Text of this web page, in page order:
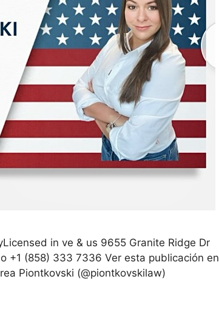
in ve & us 9655 Granite Ridge Dr
+1 (858) 333 7336 Ver esta publicación en
Piontkovski (@piontkovskilaw)